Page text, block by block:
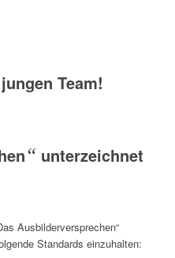
Team!
“ unterzeichnet
Ausbilderversprechen“
Standards einzuhalten: